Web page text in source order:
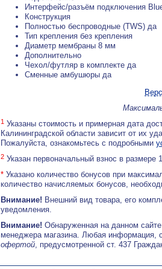
Интерфейс/разъём подключения
Конструкция
Полностью беспроводные (TWS) да
Тип крепления без крепления
Диаметр мембраны 8 мм
Дополнительно
Чехол/футляр в комплекте да
Сменные амбушюры да
1 Указаны стоимость и примерная дата
Калининградской области зависит от их
Пожалуйста, ознакомьтесь с подробными
2 Указан первоначальный взнос в
* Указано количество бонусов при
количество начисляемых бонусов,
Внимание! Внешний вид товара, его
уведомления.
Внимание! Обнаруженная на данном
менеджера магазина. Любая информация,
офертой, предусмотренной ст. 437